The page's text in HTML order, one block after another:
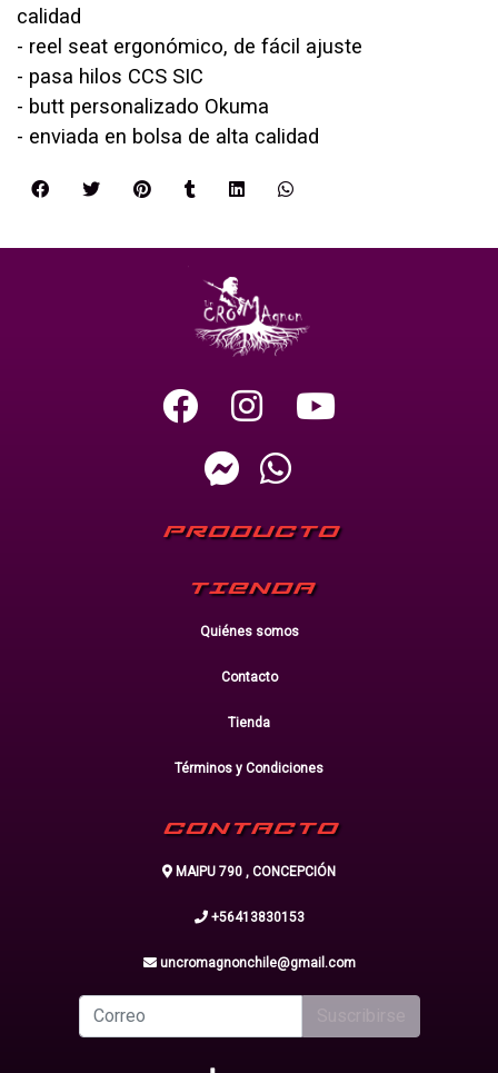
calidad
- reel seat ergonómico, de fácil ajuste
- pasa hilos CCS SIC
- butt personalizado Okuma
- enviada en bolsa de alta calidad
PRODUCTO
TIENDA
Quiénes somos
Contacto
Tienda
Términos y Condiciones
CONTACTO
MAIPU 790 , CONCEPCIÓN
+56413830153
uncromagnonchile@gmail.com